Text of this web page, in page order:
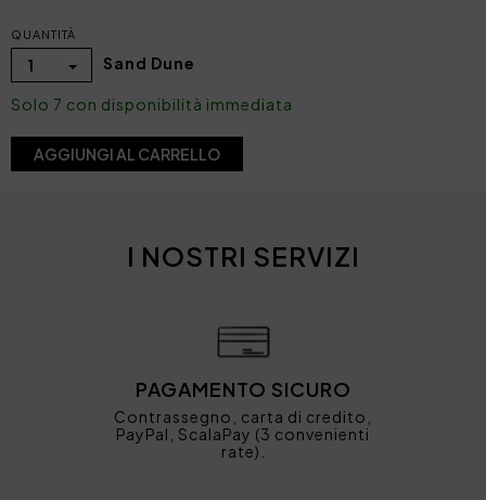
QUANTITÀ
1 Sand Dune
Solo 7 con disponibilità immediata
AGGIUNGI AL CARRELLO
I NOSTRI SERVIZI
PAGAMENTO SICURO
Contrassegno, carta di credito,
PayPal, ScalaPay (3 convenienti
rate).